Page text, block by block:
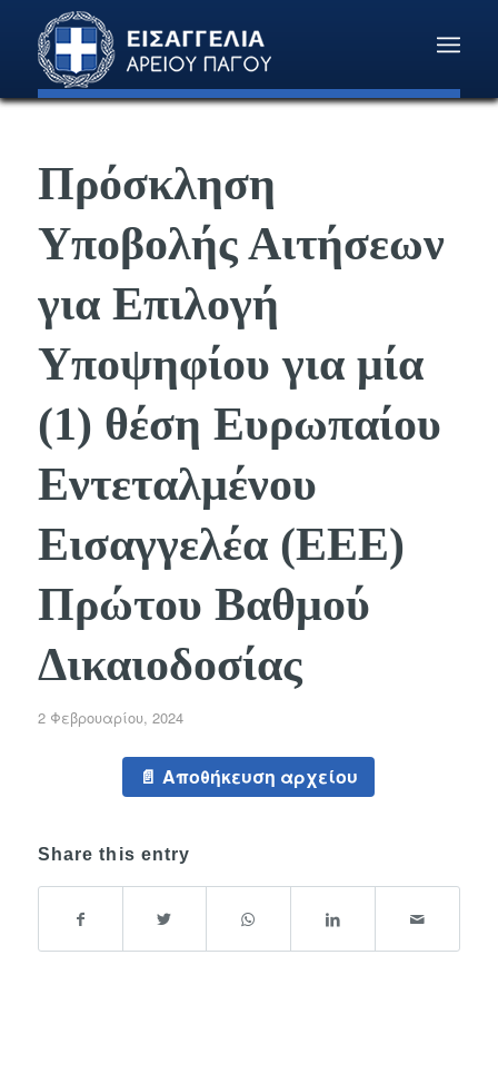
Πρόσκληση
Υποβολής Αιτήσεων
για Επιλογή
Υποψηφίου για μία
(1) θέση Ευρωπαίου
Εντεταλμένου
Εισαγγελέα (ΕΕΕ)
Πρώτου Βαθμού
Δικαιοδοσίας
2 Φεβρουαρίου, 2024
Αποθήκευση αρχείου
Share this entry